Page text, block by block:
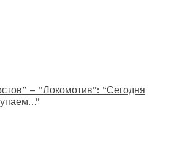
– “Локомотив”: “Сегодня